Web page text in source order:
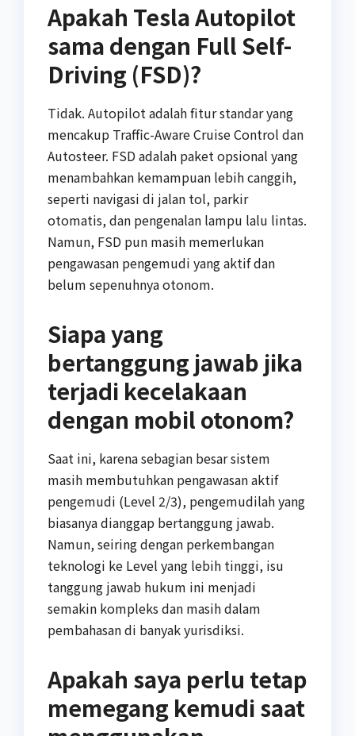
Apakah Tesla Autopilot
sama dengan Full Self-
Driving (FSD)?
Tidak. Autopilot adalah fitur standar yang
mencakup Traffic-Aware Cruise Control dan
Autosteer. FSD adalah paket opsional yang
menambahkan kemampuan lebih canggih,
seperti navigasi di jalan tol, parkir
otomatis, dan pengenalan lampu lalu lintas.
Namun, FSD pun masih memerlukan
pengawasan pengemudi yang aktif dan
belum sepenuhnya otonom.
Siapa yang
bertanggung jawab jika
terjadi kecelakaan
dengan mobil otonom?
Saat ini, karena sebagian besar sistem
masih membutuhkan pengawasan aktif
pengemudi (Level 2/3), pengemudilah yang
biasanya dianggap bertanggung jawab.
Namun, seiring dengan perkembangan
teknologi ke Level yang lebih tinggi, isu
tanggung jawab hukum ini menjadi
semakin kompleks dan masih dalam
pembahasan di banyak yurisdiksi.
Apakah saya perlu tetap
memegang kemudi saat